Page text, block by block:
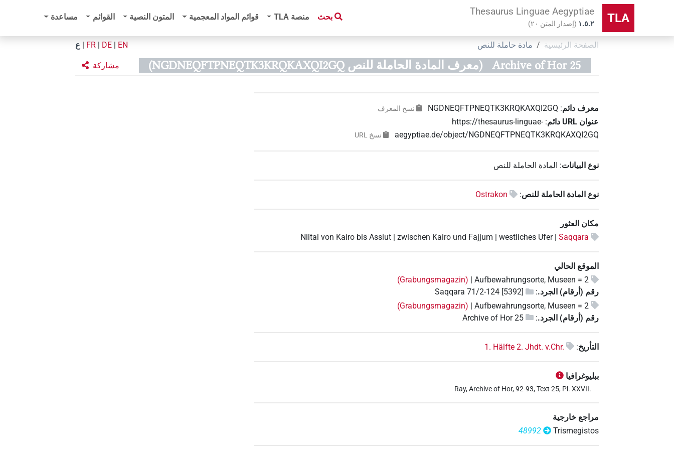
TLA
Thesaurus Linguae Aegyptiae
۱.٥.٢ (إصدار المتن ٢٠)
بحث منصة‏ ‏TLA قوائم المواد المعجمية المتون النصية القوائم مساعدة
الصفحة الرئيسية مادة حاملة للنص EN
DE
FR ع
Archive of Hor 25 (معرف المادة الحاملة للنص NGDNEQFTPNEQTK3KRQKAXQI2GQ) مشاركة
معرف دائم:
NGDNEQFTPNEQTK3KRQKAXQI2GQ نسخ المعرف
عنوان‏ ‏URL‏ دائم :
https://thesaurus-linguae-
aegyptiae.de/object/NGDNEQFTPNEQTK3KRQKAXQI2GQ
نسخ‏ ‏URL
نوع البيانات: المادة الحاملة للنص
نوع المادة الحاملة للنص:
Ostrakon
مكان العثور
Niltal von Kairo bis Assiut | zwischen Kairo und Fajjum | westliches Ufer | Saqqara
الموقع الحالي
2 = Aufbewahrungsorte, Museen |
(Grabungsmagazin)
رقم (أرقام) الجرد.:
Saqqara 71/2-124 [5392]
2 = Aufbewahrungsorte, Museen |
(Grabungsmagazin)
رقم (أرقام) الجرد.:
Archive of Hor 25
التأريخ:
1. Hälfte 2. Jhdt. v.Chr.
ببليوغرافيا
Ray, Archive of Hor, 92-93, Text 25, Pl. XXVII.
مراجع خارجية
Trismegistos
48992